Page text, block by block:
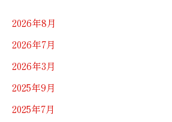
2026年8月
2026年7月
2026年3月
2025年9月
2025年7月